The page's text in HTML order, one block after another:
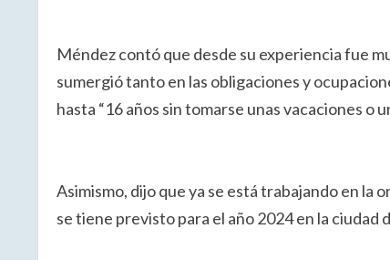
Méndez contó que desde su experiencia fue
sumergió tanto en las obligaciones y
hasta “16 años sin tomarse unas vacaciones o
Asimismo, dijo que ya se está trabajando en la
se tiene previsto para el año 2024 en la ciudad